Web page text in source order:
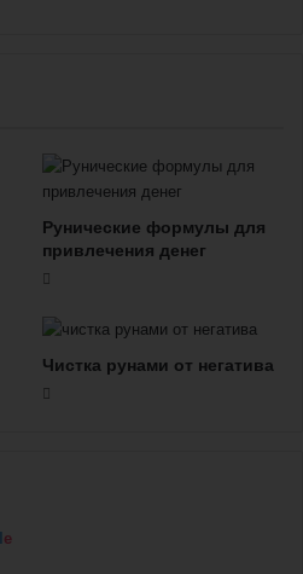
Рунические формулы для
привлечения денег
Чистка рунами от негатива
e